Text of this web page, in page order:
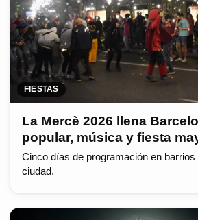
FIESTAS
La Mercè 2026 llena
popular, música y fiesta
Cinco días de programación en
ciudad.